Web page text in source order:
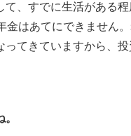
、すでに生活がある程
金はあてにできません
てきていますから、